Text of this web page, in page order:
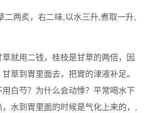
二两炙，右二味,以水三升,煮取一升,
就用二钱，桂枝是甘草的两倍，因
草到胃里面去，把胃的津液补足。
白芍？为什么会动悸？平常喝水下
水到胃里面的时候是气化上来的，,